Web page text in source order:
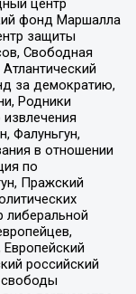
центр
фонд Маршалла
защиты
Свободная
за демократию,
Родники
Фалуньгун,
в отношении
по
Пражский
либеральной
российский